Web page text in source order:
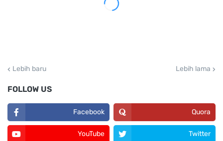
Lebih baru Lebih lama
FOLLOW US
Facebook Quora
YouTube Twitter